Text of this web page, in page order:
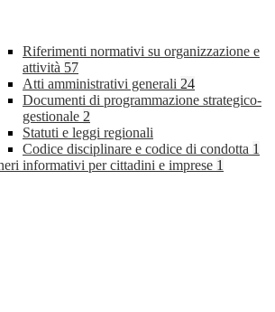
Riferimenti normativi su organizzazione e
attività 57
Atti amministrativi generali 24
Documenti di programmazione strategico-
gestionale 2
Statuti e leggi regionali
Codice disciplinare e codice di condotta 1
informativi per cittadini e imprese 1